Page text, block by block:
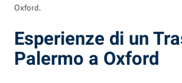
Oxford.
Esperienze di un
Palermo a Oxford